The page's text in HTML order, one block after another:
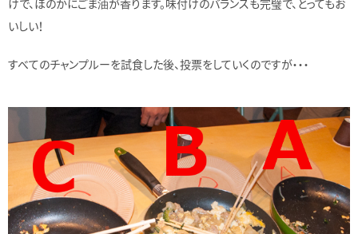
けで、ほのかにごま油が香ります。味付けのバランスも完璧で、とってもお
いしい！
すべてのチャンプルーを試食した後、投票をしていくのですが・・・